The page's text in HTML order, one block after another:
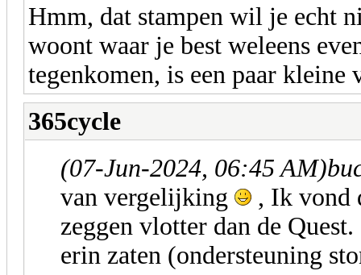
Hmm, dat stampen wil je echt
woont waar je best weleens
tegenkomen, is een paar
365cycle
(07-Jun-2024, 06:45 AM)
van vergelijking
, Ik vond
zeggen vlotter dan de
erin zaten (ondersteuning